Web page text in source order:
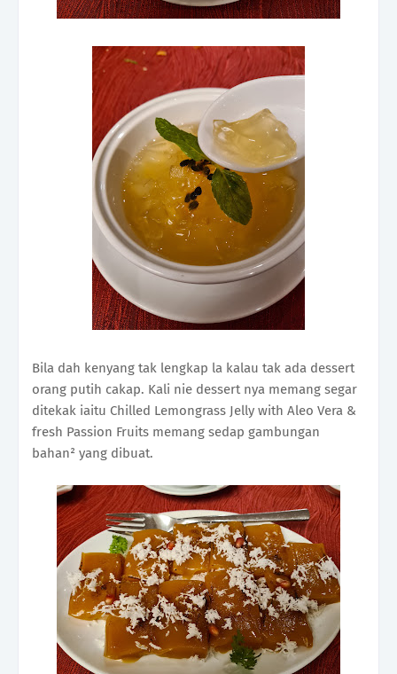
Bila dah kenyang tak lengkap la kalau tak ada dessert
orang putih cakap. Kali nie dessert nya memang segar
ditekak iaitu Chilled Lemongrass Jelly with Aleo Vera &
fresh Passion Fruits memang sedap gambungan
bahan² yang dibuat.